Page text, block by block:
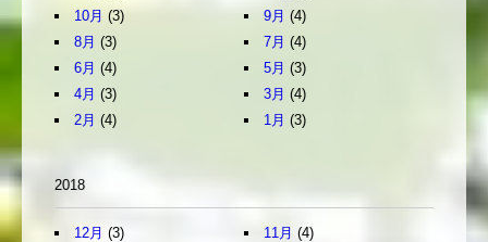
10月 (3) 9月 (4)
8月 (3) 7月 (4)
6月 (4) 5月 (3)
4月 (3) 3月 (4)
2月 (4) 1月 (3)
2018
12月 (3) 11月 (4)